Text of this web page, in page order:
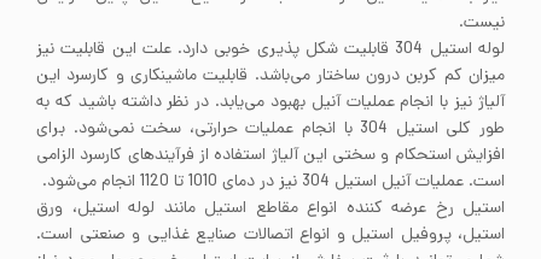
نیست.
لوله استیل 304 قابلیت شکل پذیری خوبی دارد. علت این قابلیت نیز
میزان کم کربن درون ساختار می‌باشد. قابلیت ماشینکاری و کارسرد این
آلیاژ نیز با انجام عملیات آنیل بهبود می‌یابد. در نظر داشته باشید که به
طور کلی استیل 304 با انجام عملیات حرارتی، سخت نمی‌شود. برای
افزایش استحکام و سختی این آلیاژ استفاده از فرآیندهای کارسرد الزامی
است. عملیات آنیل استیل 304 نیز در دمای 1010 تا 1120 انجام می‌شود.
استیل رخ عرضه کننده انواع مقاطع استیل مانند لوله استیل، ورق
استیل، پروفیل استیل و انواع اتصالات صنایع غذایی و صنعتی است.